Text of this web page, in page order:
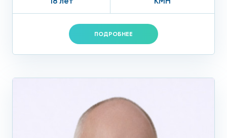
груди и какое лечение лучше всего применить для их
устранения. Если вы еще не знаете, где сделать УЗИ
молочных желез, то добро пожаловать в нашу клинику на
оборудованием, мы гарантируем, что вся необходимая
вам удастся избежать серьезных осложнений в будущем.
Наши доктора находят индивидуальный подход к каждому
пациенту и очень подробно рассказывают обо всех
ПОДРОБНЕЕ